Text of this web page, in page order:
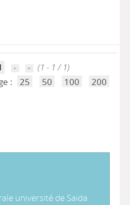
(1 - 1 / 1)
:
25 50 100 200
université de Saida